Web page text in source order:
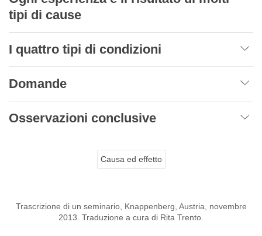
tipi di cause
I quattro tipi di condizioni
Domande
Osservazioni conclusive
Causa ed effetto
Trascrizione di un seminario, Knappenberg, Austria, novembre
2013. Traduzione a cura di Rita Trento.